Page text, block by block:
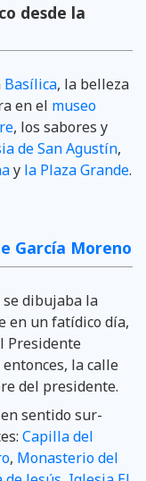
desde la
Basílica, la belleza
en el museo
, los sabores y
de San Agustín,
y la Plaza Grande.
García Moreno
se dibujaba la
en un fatídico día,
Presidente
la calle
del presidente.
en sentido sur-
Capilla del
, Monasterio del